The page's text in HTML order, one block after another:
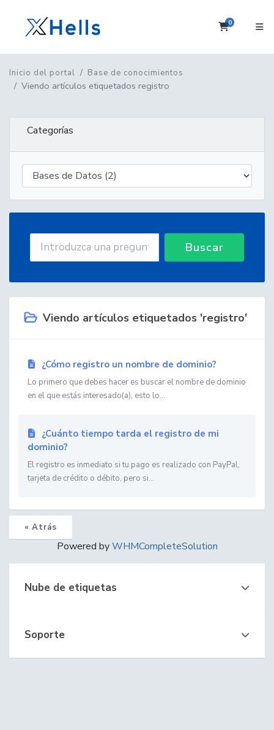
0Carrito
Inicio del portal Base de conocimientos
Viendo artículos etiquetados registro
Categorías
Buscar
Viendo artículos etiquetados 'registro'
¿Cómo registro un nombre de dominio?
Lo primero que debes hacer es buscar el nombre de dominio
en el que estás interesado(a), esto lo...
¿Cuánto tiempo tarda el registro de mi
dominio?
El registro es inmediato si tu pago es realizado con PayPal,
tarjeta de crédito o débito, pero si...
« Atrás
Powered byWHMCompleteSolution
Nube de etiquetas
Soporte